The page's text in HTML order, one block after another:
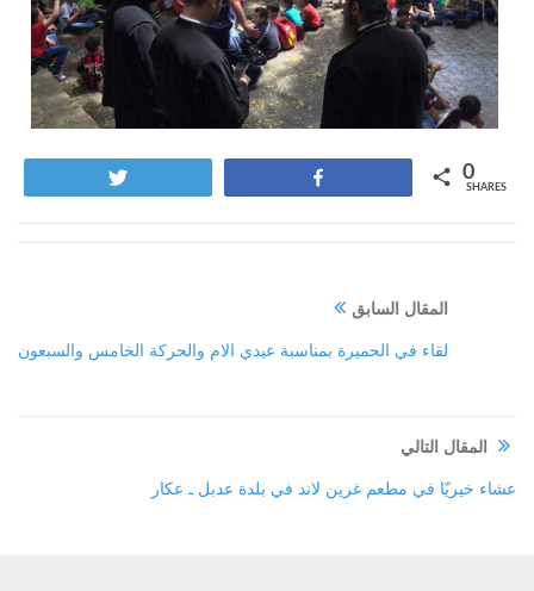
SHARES
المقال السابق
لقاء في الحميرة بمناسبة عيدي الام والحركة الخامس والسبعون
المقال التالي
عشاء خيريّا في مطعم غرين لاند في بلدة عدبل ـ عكار